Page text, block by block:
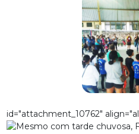
id="attachment_10762"